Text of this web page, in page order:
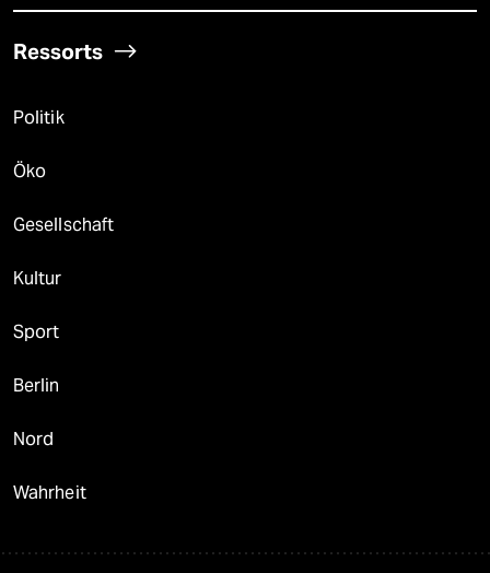
Ressorts
Politik
Öko
Gesellschaft
Kultur
Sport
Berlin
Nord
Wahrheit